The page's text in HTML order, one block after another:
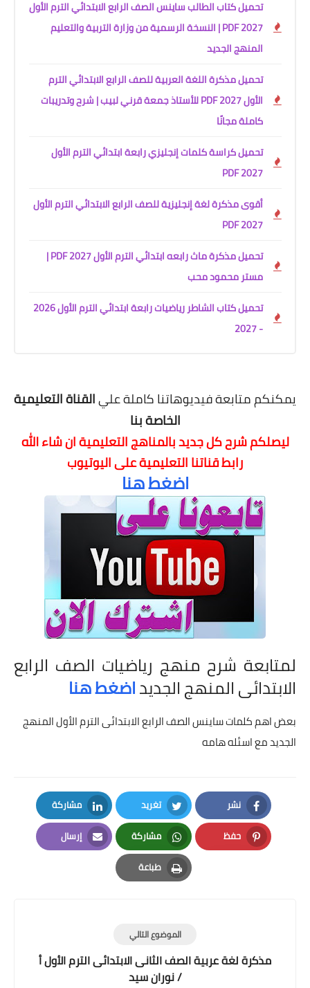
تحميل كتاب الطالب ساينس الصف الرابع الابتدائي الترم الأول
2027 PDF | النسخة الرسمية من وزارة التربية والتعليم
المنهج الجديد
تحميل مذكرة اللغة العربية للصف الرابع الابتدائي الترم
الأول 2027 PDF للأستاذ جمعة قرني لبيب | شرح وتدريبات
كاملة مجانًا
تحميل كراسة كلمات إنجليزي رابعة ابتدائي الترم الأول
2027 PDF
أقوى مذكرة لغة إنجليزية للصف الرابع الابتدائي الترم الأول
2027 PDF
تحميل مذكرة ماث رابعه ابتدائي الترم الأول 2027 PDF |
مستر محمود محب
تحميل كتاب الشاطر رياضيات رابعة ابتدائي الترم الأول 2026
- 2027
يمكنكم متابعة فيديوهاتنا كاملة عليالقناة التعليمية
الخاصة بنا
ليصلكم شرح كل جديد بالمناهج التعليميةان شاء الله
رابط قناتنا التعليمية على اليوتيوب
اضغط هنا
لمتابعة شرح منهج رياضيات الصف الرابع
الابتدائى المنهج الجديداضغط هنا
بعض اهم كلمات ساينس الصف الرابع الابتدائى الترم الأول المنهج
الجديد مع اسئله هامه
نشر
Facebook
تغريد
Twitter
مشاركة
LinkedIn
حفظ
Pinterest
مشاركة
Whatsapp
إرسال
Email
طباعة
Print
الموضوع التالي
مذكرة لغة عربية الصف الثانى الابتدائى الترم الأول أ
/ نوران سيد